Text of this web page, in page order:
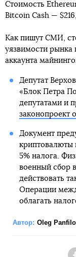
Стоимость
Bitcoin Cash —
Как пишут СМИ,
уязвимости рынка
аккаунта
Депутат
«Блок Петра
депутатами и
законопроект
Документ
криптовалюты
5% налога.
военный сбор
действовать
Операции
облагать
Автор: Oleg